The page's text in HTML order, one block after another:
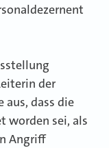
der
aus, dass die
worden sei, als
Angriff